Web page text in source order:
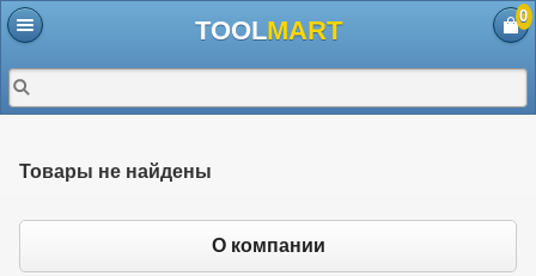
TOOLMART 0
Товары не найдены
О компании